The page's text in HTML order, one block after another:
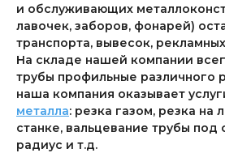
и обслуживающих
лавочек, заборов, фонарей)
транспорта, вывесок,
На складе нашей компании
трубы профильные различного
наша компания оказывает
металла: резка газом, резка на
станке, вальцевание трубы
радиус и т.д.